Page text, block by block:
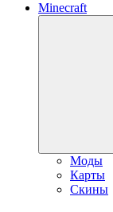
Minecraft
Моды
Карты
Скины